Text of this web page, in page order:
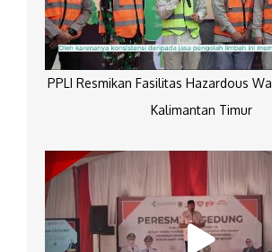
PPLI Resmikan Fasilitas Hazardous
Kalimantan Timur